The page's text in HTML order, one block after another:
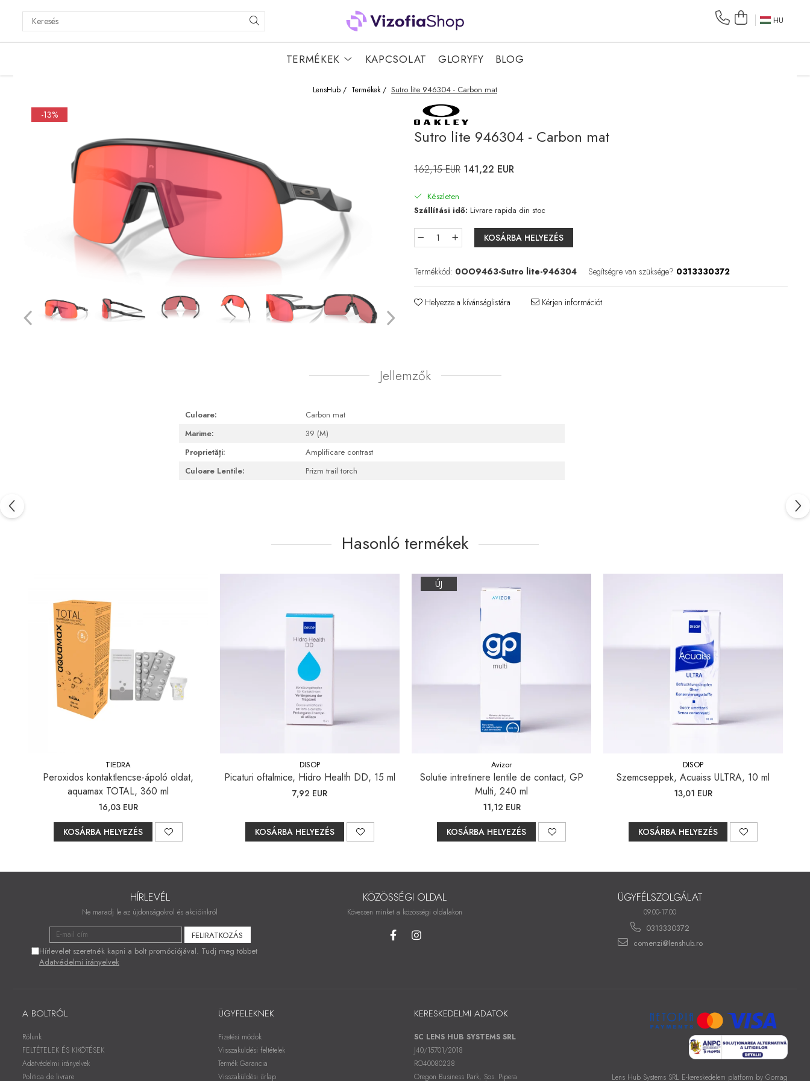
Keménylencse-ápoló oldatok
Lágylencse-ápoló oldatok
Sistem Peroxid
Kontaktlencse-kiegészítők
Keménylencse-kiegészítők
Lágylencse-kiegészítők
Kedvező ápolószer
Lágylencse-ápoló csomagok
Ortho-K ápoló csomagok
Kontaktlencse csomagok
Szemegészség
Szemhéjak és a szemkörnyéki
HU
TERMÉKEK KAPCSOLAT GLORYFY BLOG
LensHub / Termékek / Sutro lite 946304 - Carbon mat
Sutro lite 946304 - Carbon mat
-13%
162,15 EUR 141,22 EUR
Készleten
Szállítási idő: Livrare rapida din stoc
KOSÁRBA HELYEZÉS
Termékkód: 0OO9463-Sutro lite-946304 Segítségre van szüksége? 0313330372
Helyezze a kívánságlistára Kérjen információt
Jellemzők
Culoare:
Carbon mat
Marime:
39 (M)
Proprietăți:
Amplificare contrast
Culoare Lentile:
Prizm trail torch
Hasonló termékek
TIEDRA
Peroxidos kontaktlencse-ápoló oldat,
aquamax TOTAL, 360 ml
16,03 EUR
KOSÁRBA HELYEZÉS
DISOP
Picaturi oftalmice, Hidro Health DD, 15 ml
7,92 EUR
KOSÁRBA HELYEZÉS
ÚJ
Avizor
Solutie intretinere lentile de contact, GP
Multi, 240 ml
11,12 EUR
KOSÁRBA HELYEZÉS
DISOP
Szemcseppek, Acuaiss ULTRA, 10 ml
13,01 EUR
KOSÁRBA HELYEZÉS
HÍRLEVÉL
Ne maradj le az újdonságokrol és akcióinkról
Hírlevelet szeretnék kapni a bolt promóciójával. Tudj meg többet
Adatvédelmi irányelvek
KÖZÖSSÉGI OLDAL
Kövessen minket a közösségi oldalakon
ÜGYFÉLSZOLGÁLAT
09.00-17.00
0313330372
comenzi@lenshub.ro
A BOLTRÓL
Rólunk
FELTÉTELEK ÉS KIKÖTÉSEK
Adatvédelmi irányelvek
Politica de livrare
ÜGYFELEKNEK
Fizetési módok
Visszaküldési feltételek
Termék Garancia
Visszaküldési űrlap
KERESKEDELMI ADATOK
SC LENS HUB SYSTEMS SRL
J40/15701/2018
RO40080238
Oregon Business Park, Șos. Pipera
Lens Hub Systems SRL E-kereskedelem platform by Gomag